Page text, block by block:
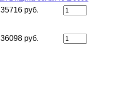
35716 руб.
36098 руб.